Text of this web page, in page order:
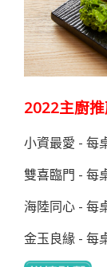
2022主廚
小資最愛 - 每
雙喜臨門 - 每
海陸同心 - 每
金玉良緣 - 每